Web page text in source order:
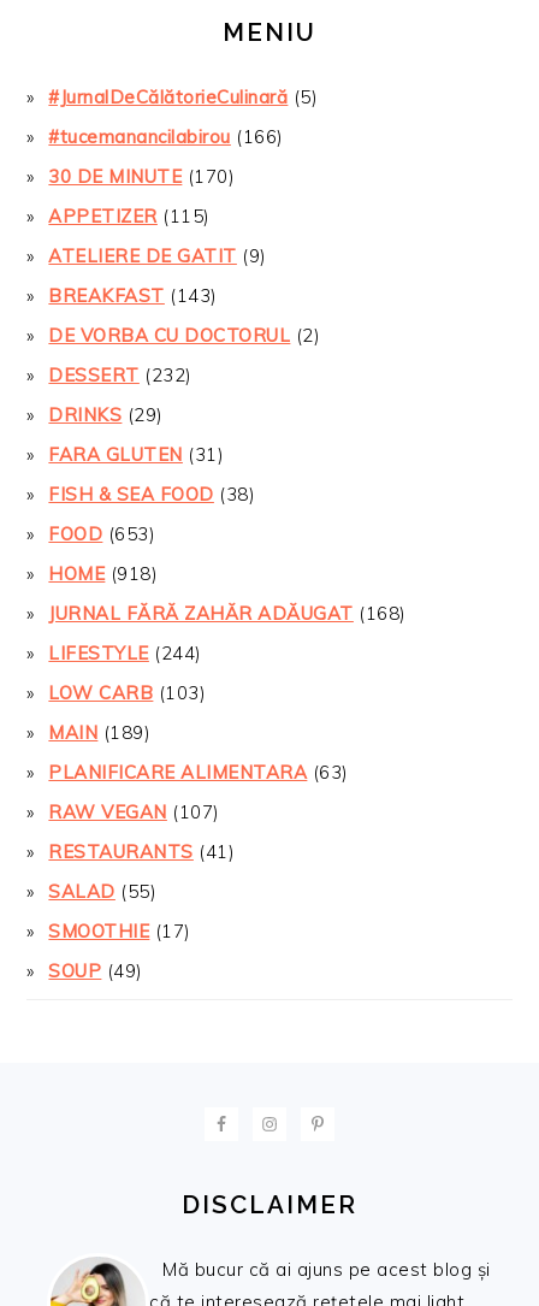
MENIU
#JurnalDeCălătorieCulinară (5)
#tucemanancilabirou (166)
30 DE MINUTE(170)
APPETIZER(115)
ATELIERE DE GATIT (9)
BREAKFAST (143)
DE VORBA CU DOCTORUL (2)
DESSERT (232)
DRINKS (29)
FARA GLUTEN (31)
FISH & SEA FOOD (38)
FOOD (653)
HOME(918)
JURNAL FĂRĂ ZAHĂR ADĂUGAT (168)
LIFESTYLE(244)
LOW CARB (103)
MAIN (189)
PLANIFICARE ALIMENTARA(63)
RAW VEGAN (107)
RESTAURANTS (41)
SALAD (55)
SMOOTHIE(17)
SOUP (49)
DISCLAIMER
Mă bucur că ai ajuns pe acest blog și